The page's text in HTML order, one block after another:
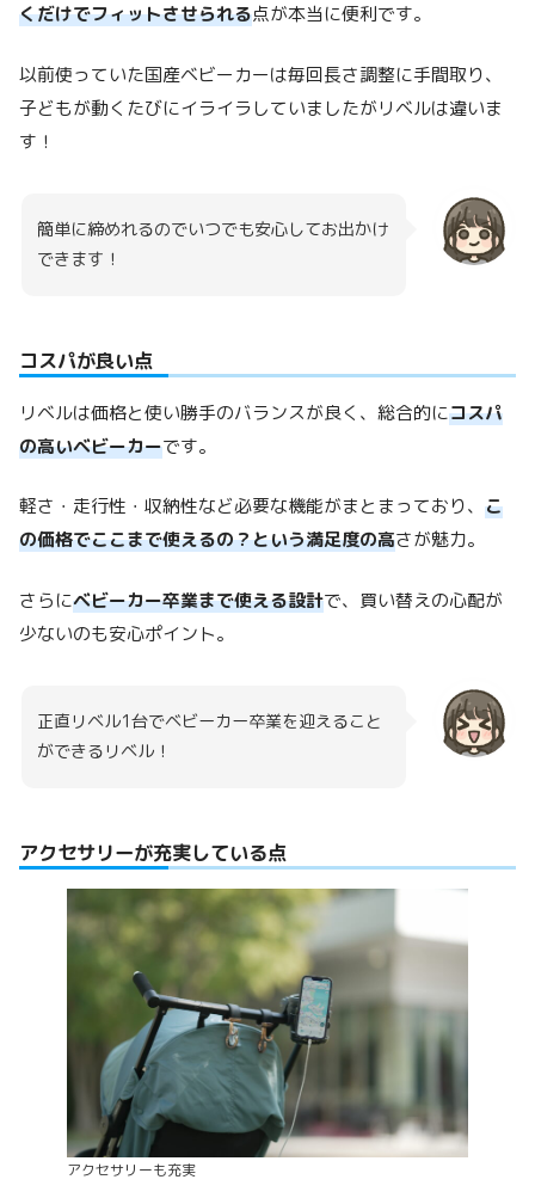
くだけでフィットさせられる点が本当に便利です。
以前使っていた国産ベビーカーは毎回長さ調整に手間取り、
子どもが動くたびにイライラしていましたがリベルは違いま
す！
簡単に締めれるのでいつでも安心してお出かけ
できます！
コスパが良い点
リベルは価格と使い勝手のバランスが良く、総合的にコスパ
の高いベビーカーです。
軽さ・走行性・収納性など必要な機能がまとまっており、 こ
の価格でここまで使えるの？という満足度の高さが魅力。
さらにベビーカー卒業まで使える設計で、買い替えの心配が
少ないのも安心ポイント。
正直リベル1台でベビーカー卒業を迎えること
ができるリベル！
アクセサリーが充実している点
アクセサリーも充実